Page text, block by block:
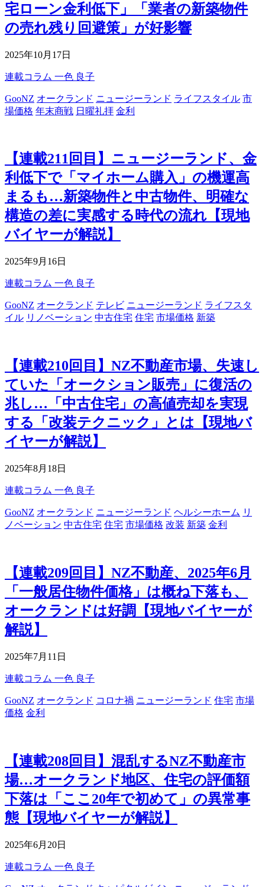
宅ローン金利低下」「業者の新築物件
の売れ残り回避策」が好影響
2025年10月17日
連載コラム 一色 良子
GooNZ オークランド ニュージーランド ライフスタイル 市
場価格 年末商戦 日曜礼拝 金利
【連載211回目】ニュージーランド、金
利低下で「マイホーム購入」の機運高
まるも…新築物件と中古物件、明確な
構造の差に実感する時代の流れ【現地
バイヤーが解説】
2025年9月16日
連載コラム 一色 良子
GooNZ オークランド テレビ ニュージーランド ライフスタ
イル リノベーション 中古住宅 住宅 市場価格 新築
【連載210回目】NZ不動産市場、失速し
ていた「オークション販売」に復活の
兆し…「中古住宅」の高値売却を実現
する「改装テクニック」とは【現地バ
イヤーが解説】
2025年8月18日
連載コラム 一色 良子
GooNZ オークランド ニュージーランド ヘルシーホーム リ
ノベーション 中古住宅 住宅 市場価格 改装 新築 金利
【連載209回目】NZ不動産、2025年6月
「一般居住物件価格」は概ね下落も、
オークランドは好調【現地バイヤーが
解説】
2025年7月11日
連載コラム 一色 良子
GooNZ オークランド コロナ禍 ニュージーランド 住宅 市場
価格 金利
【連載208回目】混乱するNZ不動産市
場…オークランド地区、住宅の評価額
下落は「ここ20年で初めて」の異常事
態【現地バイヤーが解説】
2025年6月20日
連載コラム 一色 良子